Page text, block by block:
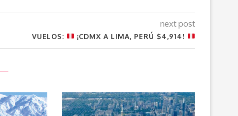
next post
VUELOS: ¡CDMX A LIMA, PERÚ $4,914!